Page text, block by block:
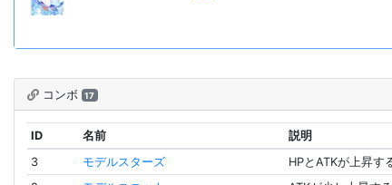
コンボ 17
ID 名前 説明
3
モデルスターズ HPとATKが上昇す